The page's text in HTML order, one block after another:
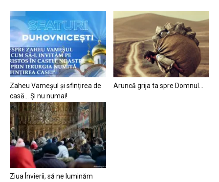
Zaheu Vameșul și sfințirea de
casă… Și nu numai!
Aruncă grija ta spre Domnul…
Ziua Învierii, să ne luminăm